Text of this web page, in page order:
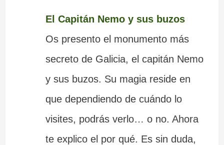
El Capitán Nemo y sus buzos
Os presento el monumento más
secreto de Galicia, el capitán Nemo
y sus buzos. Su magia reside en
que dependiendo de cuándo lo
visites, podrás verlo… o no. Ahora
te explico el por qué. Es sin duda,